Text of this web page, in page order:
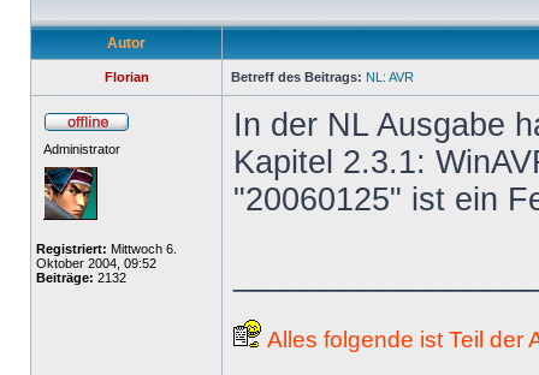
Autor
Florian Betreff des Beitrags: NL: AVR
Administrator
Registriert: Mittwoch 6.
Oktober 2004, 09:52
Beiträge: 2132
In der NL Ausgabe
Kapitel 2.3.1:
"20060125" ist ein
Alles folgende ist Teil der